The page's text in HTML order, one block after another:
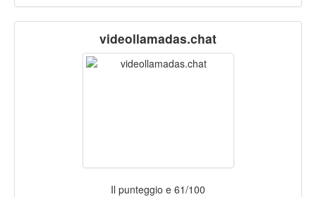
videollamadas.chat
Il punteggio e 61/100